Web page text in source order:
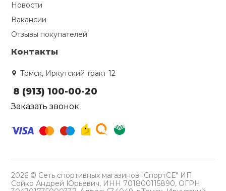
Новости
Вакансии
Отзывы покупателей
Контакты
Томск, Иркутский тракт 12
8 (913) 100-00-20
Заказать звонок
2026 © Сеть спортивных магазинов "СпортСЕ" ИП
Сойко Андрей Юрьевич, ИНН 701800115890, ОГРН